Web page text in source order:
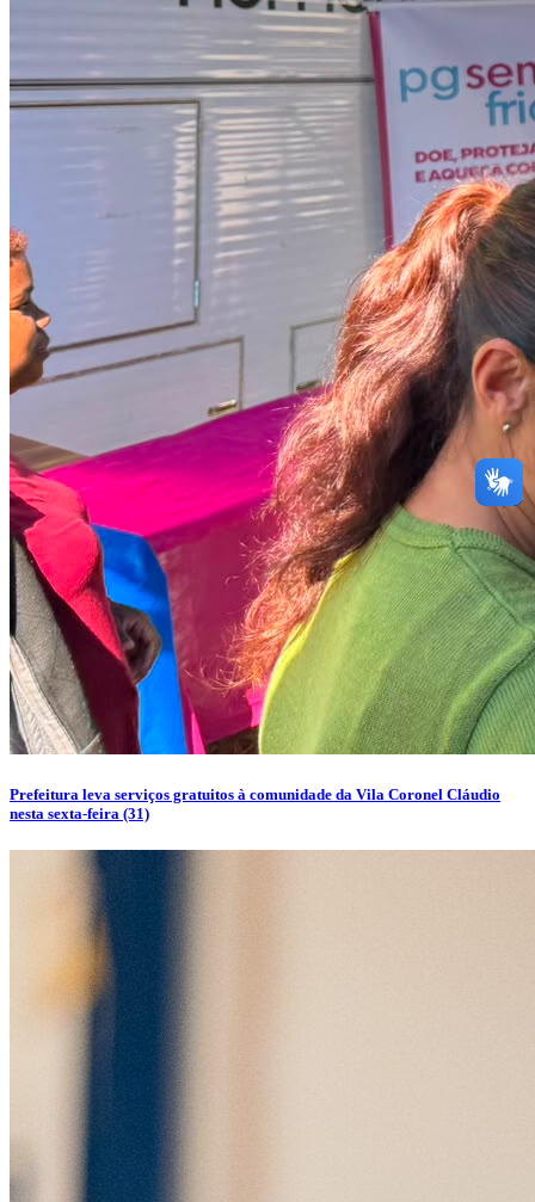
Prefeitura leva serviços gratuitos à comunidade da Vila Coronel Cláudio
nesta sexta-feira (31)